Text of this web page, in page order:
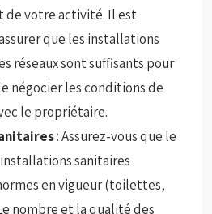
de votre activité. Il est
que les installations
réseaux sont suffisants pour
négocier les conditions de
le propriétaire.
: Assurez-vous que le
sanitaires
en vigueur (toilettes,
nombre et la qualité des